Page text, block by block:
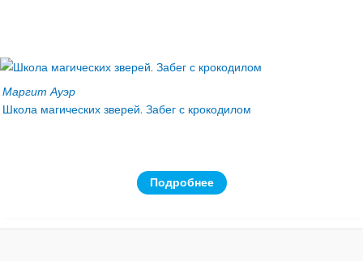
Маргит Ауэр
Школа магических зверей. Забег с крокодилом
Подробнее